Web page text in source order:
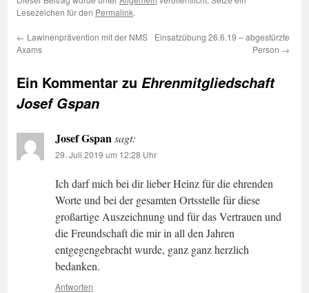
Lesezeichen für den Permalink.
← Lawinenprävention mit der NMS
Axams
Einsatzübung 26.6.19 – abgestürzte
Person →
Ein Kommentar zu Ehrenmitgliedschaft
Josef Gspan
Josef Gspansagt:
29. Juli 2019 um 12:28 Uhr
Ich darf mich bei dir lieber Heinz für die ehrenden
Worte und bei der gesamten Ortsstelle für diese
großartige Auszeichnung und für das Vertrauen und
die Freundschaft die mir in all den Jahren
entgegengebracht wurde, ganz ganz herzlich
bedanken.
Antworten